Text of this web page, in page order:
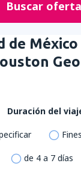
Buscar
de
Duración del
de 4 a 7 días